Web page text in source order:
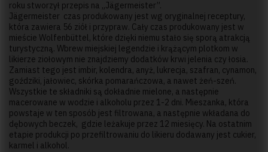
roku stworzył przepis na „Jägermeister”.
Jägermeister czas produkowany jest wg oryginalnej receptury,
która zawiera 56 ziół i przypraw. Cały czas produkowany jest w
mieście Wolfenbüttel, które dzięki niemu stało się sporą atrakcją
turystyczną. Wbrew miejskiej legendzie i krążącym plotkom w
likierze ziołowym nie znajdziemy dodatków krwi jelenia czy łosia.
Zamiast tego jest imbir, kolendra, anyż, lukrecja, szafran, cynamon,
goździki, jałowiec, skórka pomarańczowa, a nawet żeń-szeń.
Wszystkie te składniki są dokładnie mielone, a następnie
macerowane w wodzie i alkoholu przez 1-2 dni. Mieszanka, która
powstaje w ten sposób jest filtrowana, a następnie wkładana do
dębowych beczek, gdzie leżakuje przez 12 miesięcy. Na ostatnim
etapie produkcji po przefiltrowaniu do likieru dodawany jest cukier,
karmel i alkohol.